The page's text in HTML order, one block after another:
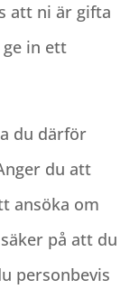
att ni är gifta
in ett
du därför
du att
ansöka om
på att du
personbevis